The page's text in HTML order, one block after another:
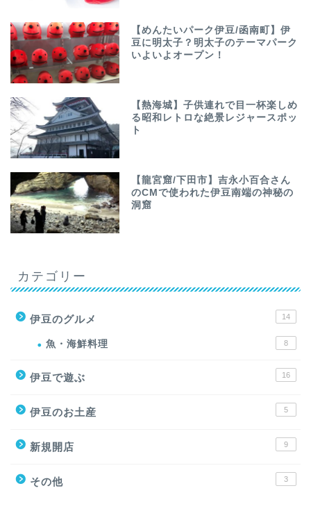
【めんたいパーク伊豆/函南町】伊
豆に明太子？明太子のテーマパーク
いよいよオープン！
【熱海城】子供連れで目一杯楽しめ
る昭和レトロな絶景レジャースポッ
ト
【龍宮窟/下田市】吉永小百合さん
のCMで使われた伊豆南端の神秘の
洞窟
カテゴリー
伊豆のグルメ 14
魚・海鮮料理 8
伊豆で遊ぶ 16
伊豆のお土産 5
新規開店 9
その他 3